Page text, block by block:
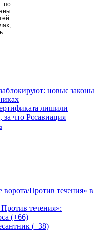
по
новые законы
лишили
что Росавиация
Против течения» в
течения»:
(+66)
(+38)